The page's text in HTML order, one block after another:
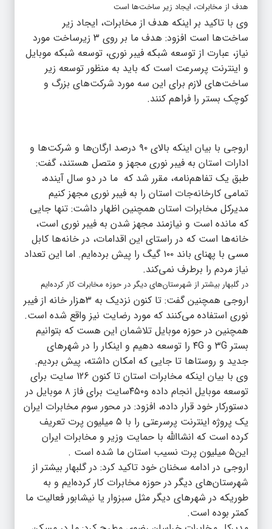
هدف از مخابرات، ایجاد زیر ساخت‌ها است
وی با تاکید بر اینکه هدف از مخابرات، ایجاد زیر
ساخت‌ها است افزود: هدف ما بر روی ۳ زیرساخت مورد
نیاز، عبارت از توسعه شبکه فیبر نوری، توسعه شبکه موبایل
و اینترنت پرسرعت است که باید به منظور توسعه زیر
ساخت‌های لازم برای این سه مورد شرکت‌های بزرگ و
کوچک بستر را فراهم کنند.
اروجی با بیان اینکه بالای ۹۰ درصد ارگان‌ها و شرکت‌ها و
ادارات استان به فیبر نوری مجهز و متصل هستند، گفت:
طبق یک تفاهم‌نامه، مقرر شد که ما در دو سال آینده،
تمامی کارخانه‌جات استان را به فیبر نوری مجهز کنیم
مدیرکل مخابرات استان همچنین اظهار داشت: تنها جایی
که مانده است و نیازمند مجهز شدن به فیبر نوری است،
خانه‌ها است که در راستای این اقدامات، در خانه‌ها کابل
مسی با پهنای باند ۱۰۰ گیگ را پیش برده‌ایم. اما این تعداد
نیاز مردم را برطرف نمی‌کند.
در گلبهار بیشتر از شهرستان‌های دیگر در حوزه مخابرات کار کرده‌ایم
اروجی همچنین گفت: تا کنون نزدیک به ۳هزار خانه از فیبر
نوری استفاده می‌کنند که مورد رضایت نیز واقع شده است.
همچنین در حوزه موبایل تلاشمان این هست که بتوانیم
بستر ۳G و ۴G را توسعه دهیم و اینکار را در شهرهای
جدید و روستاها تا جایی که امکان داشته، پیش بردیم.
وی با بیان اینکه مخابرات استان تا کنون 126 سایت برای
توسعه موبایل انجام داده و۴۵۰سایت برای فاز ۸ موبایل در
دستورکار خود قرار داده، افزود: در محور سوم مخابرات ایران
یک پروژه اینترنت پرسرعتی را با ۵ میلیون پرت تعریف
کرده است که انشاالله با حمایت وزیر و مخابرات ایران
این۵ میلیون پرت نسیب استان ما شده است .
اروجی در ادامه سخنان خود تاکید کرد: در گلبهار بیشتر از
شهرستان‌های دیگر در حوزه مخابرات کار کرده‌ایم و به
طوریکه در شهرهای دیگر مثل سبزوار یا نیشابور فعالیت ما
کمتر بوده است.